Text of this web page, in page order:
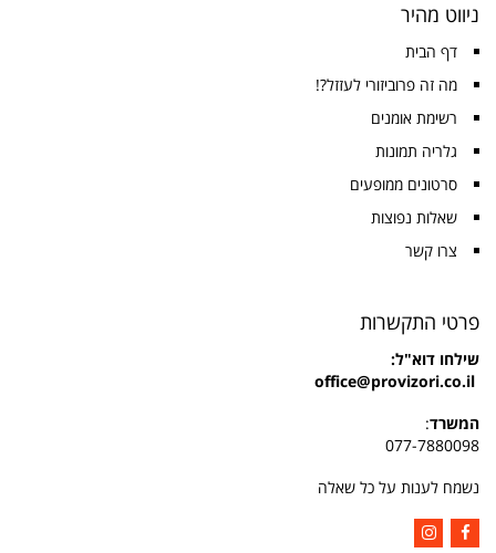
ניווט מהיר
דף הבית
מה זה פרוביזורי לעזזל?!
רשימת אומנים
גלריה תמונות
סרטונים ממופעים
שאלות נפוצות
צרו קשר
פרטי התקשרות
שילחו דוא"ל:
office@provizori.co.il
המשרד:
077-7880098
נשמח לענות על כל שאלה